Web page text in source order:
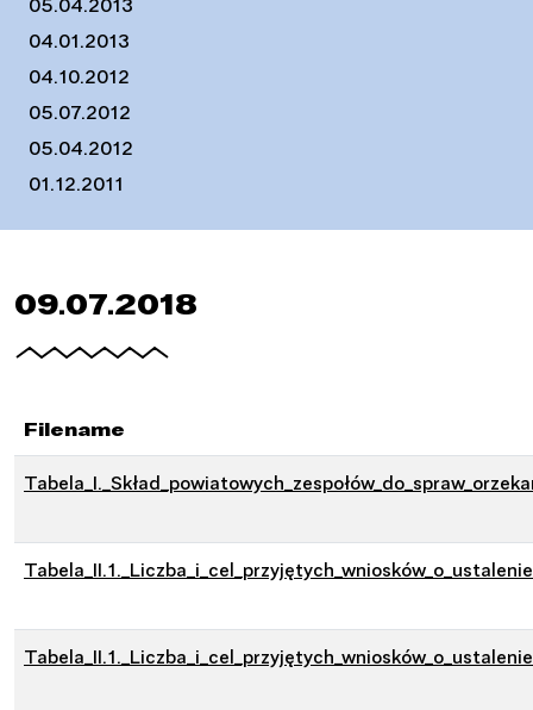
05.04.2013
04.01.2013
04.10.2012
05.07.2012
05.04.2012
01.12.2011
09.07.2018
Filename